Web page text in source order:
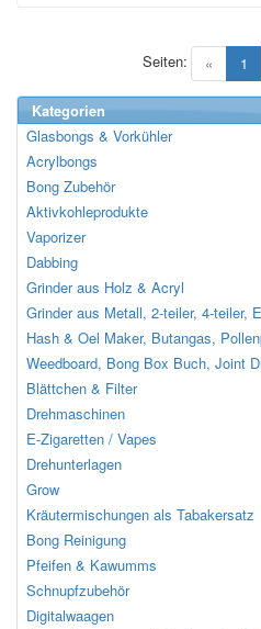
« 1
Seiten:
Kategorien
Glasbongs & Vorkühler
Acrylbongs
Bong Zubehör
Aktivkohleprodukte
Vaporizer
Dabbing
Grinder aus Holz & Acryl
Grinder aus Metall, 2-teiler, 4-teiler,
Hash & Oel Maker, Butangas,
Weedboard, Bong Box Buch, Joint
Blättchen & Filter
Drehmaschinen
E-Zigaretten / Vapes
Drehunterlagen
Grow
Kräutermischungen als Tabakersatz
Bong Reinigung
Pfeifen & Kawumms
Schnupfzubehör
Digitalwaagen